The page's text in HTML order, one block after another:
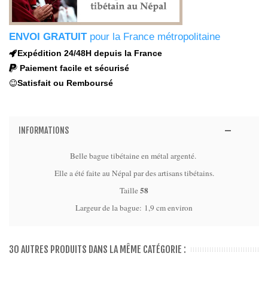
ENVOI GRATUITpour la France métropolitaine
Expédition 24/48H depuis la France
Paiement facile et sécurisé
Satisfait ou Remboursé
INFORMATIONS
Belle bague tibétaine en métal argenté.
Elle a été faite au Népal par des artisans tibétains.
Taille58
Largeur de la bague: 1,9 cm environ
30 AUTRES PRODUITS DANS LA MÊME CATÉGORIE :